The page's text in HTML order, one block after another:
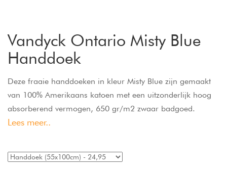
Vandyck Ontario Misty Blue
Handdoek
Deze fraaie handdoeken in kleur Misty Blue zijn gemaakt
van 100% Amerikaans katoen met een uitzonderlijk hoog
absorberend vermogen, 650 gr/m2 zwaar badgoed.
Vandyck Ontario handdoeken hebben verschillende strepen
zijn niet alleen ongekend populair vanwege het
comfortabele gewicht, maar ook bijzonder gewild vanwege
Lees meer..